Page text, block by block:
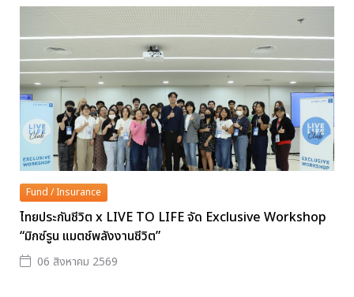
Fund / Insurance
ไทยประกันชีวิต x LIVE TO LIFE จัด Exclusive Workshop
“มิกซ์รูน แมตช์พลังงานชีวิต”
06 สิงหาคม 2569